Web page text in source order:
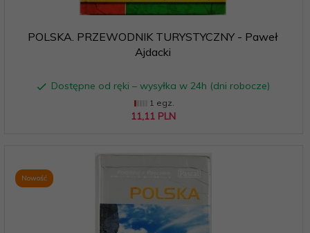
POLSKA. PRZEWODNIK TURYSTYCZNY - Paweł
Ajdacki
Dostępne od ręki – wysyłka w 24h (dni robocze)
1 egz.
11,11 PLN
Nowość